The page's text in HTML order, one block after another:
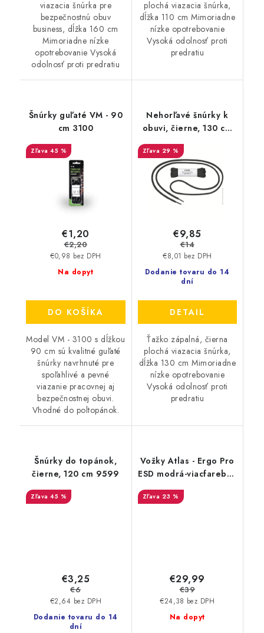
viazacia šnúrka pre
bezpečnostnú obuv
business, dĺžka 160 cm
Mimoriadne nízke
opotrebovanie Vysoká
odolnosť proti predratiu
plochá viazacia šnúrka,
dĺžka 110 cm Mimoriadne
nízke opotrebovanie
Vysoká odolnosť proti
predratiu
Šnúrky guľaté VM - 90
cm 3100
45 %
Na dopyt
€0,98 bez DPH
€1,20
€2,20
DO KOŠÍKA
Model VM - 3100 s dĺžkou
90 cm sú kvalitné guľaté
šnúrky navrhnuté pre
spoľahlivé a pevné
viazanie pracovnej aj
bezpečnostnej obuvi.
Vhodné do poltopánok.
Nehorľavé šnúrky k
obuvi, čierne, 130 cm
9599
29 %
Dodanie tovaru do 14
dní
€8,01 bez DPH
€9,85
€14
DETAIL
Ťažko zápalná, čierna
plochá viazacia šnúrka,
dĺžka 130 cm Mimoriadne
nízke opotrebovanie
Vysoká odolnosť proti
predratiu
Šnúrky do topánok,
čierne, 120 cm 9599
45 %
Dodanie tovaru do 14
dní
€2,64 bez DPH
€3,25
€6
Vožky Atlas - Ergo Pro
ESD modrá-viacfarebná
23 %
Na dopyt
€24,38 bez DPH
€29,99
€39